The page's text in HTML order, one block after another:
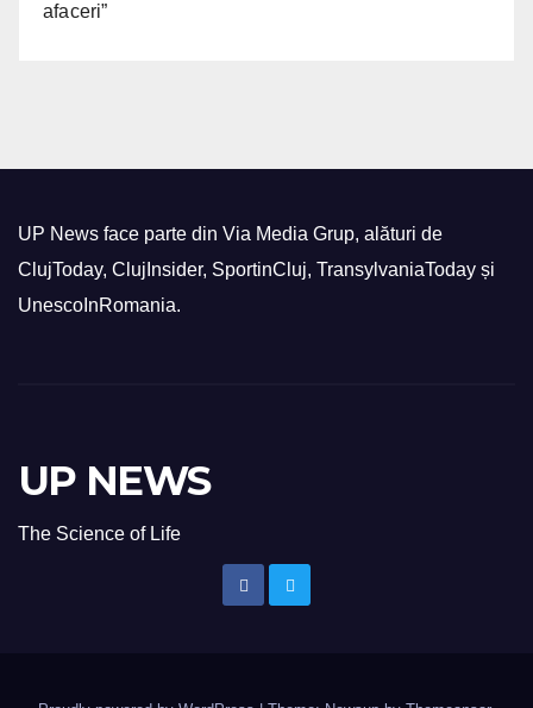
afaceri”
UP News face parte din Via Media Grup, alături de
ClujToday, ClujInsider, SportinCluj, TransylvaniaToday și
UnescoInRomania.
UP NEWS
The Science of Life